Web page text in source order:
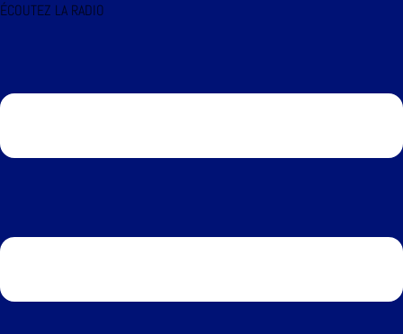
ÉCOUTEZ LA RADIO